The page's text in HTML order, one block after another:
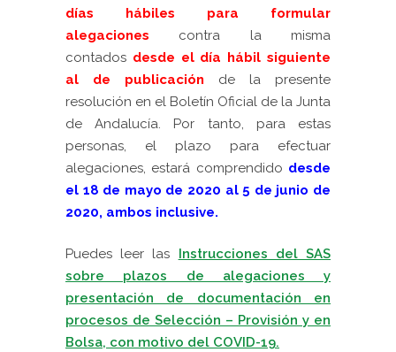
días hábiles para formular
alegaciones
contra la misma
contados desde el día hábil siguiente
al de publicación
de la presente
resolución en el Boletín Oficial de la Junta
de Andalucía. Por tanto, para estas
personas, el plazo para efectuar
alegaciones, estará comprendido desde
el 18 de mayo de 2020 al 5 de junio de
2020, ambos inclusive.
Puedes leer las Instrucciones del SAS
sobre plazos de alegaciones y
presentación de documentación en
procesos de Selección – Provisión y en
Bolsa, con motivo del COVID-19.